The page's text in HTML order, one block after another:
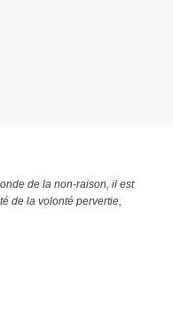
de la non-raison, il est
de la volonté pervertie,